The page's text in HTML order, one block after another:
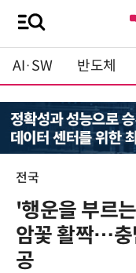
AI·SW 반도체
전국
'행운을 부르
암꽃 활짝…충
공